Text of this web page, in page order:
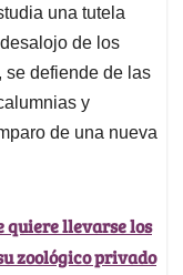
una tutela
de los
se defiende de las
y
de una nueva
llevarse los
zoológico privado